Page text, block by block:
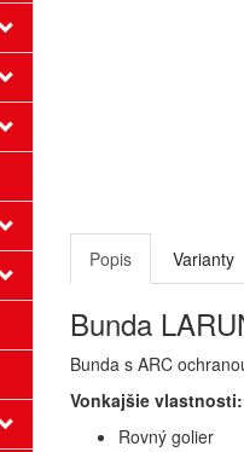
Popis Varianty
Bunda
Bunda s ARC
Vonkajšie vlastnosti:
Rovný golier